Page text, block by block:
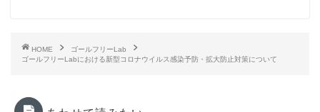
HOME
ゴールフリーLab
ゴールフリーLabにおける新型コロナウイルス感染予防・拡大防止対策について